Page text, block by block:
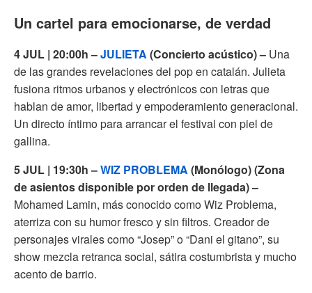
Un cartel para emocionarse, de verdad
4 JUL | 20:00h –JULIETA (Concierto acústico) – Una
de las grandes revelaciones del pop en catalán. Julieta
fusiona ritmos urbanos y electrónicos con letras que
hablan de amor, libertad y empoderamiento generacional.
Un directo íntimo para arrancar el festival con piel de
gallina.
5 JUL | 19:30h –WIZ PROBLEMA (Monólogo) (Zona
de asientos disponible por orden de llegada) –
Mohamed Lamin, más conocido como Wiz Problema,
aterriza con su humor fresco y sin filtros. Creador de
personajes virales como “Josep” o “Dani el gitano”, su
show mezcla retranca social, sátira costumbrista y mucho
acento de barrio.